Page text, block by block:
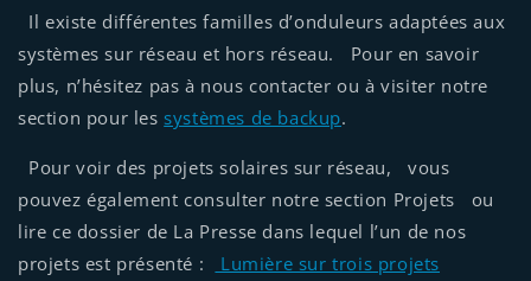
Il existe différentes familles d’onduleurs adaptées aux
systèmes sur réseau et hors réseau. Pour en savoir
plus, n’hésitez pas à nous contacter ou à visiter notre
section pour les systèmes de backup.
Pour voir des projets solaires sur réseau, vous
pouvez également consulter notre section Projets ou
lire ce dossier de La Presse dans lequel l’un de nos
projets est présenté :
Lumière sur trois projets